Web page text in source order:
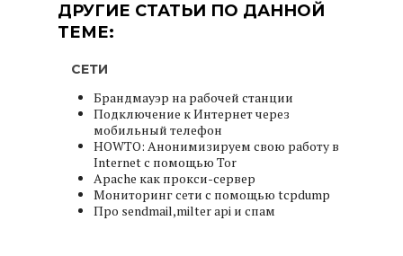
ДРУГИЕ СТАТЬИ ПО ДАННОЙ
ТЕМЕ:
СЕТИ
Брандмауэр на рабочей станции
Подключение к Интернет через
мобильный телефон
HOWTO: Анонимизируем свою работу в
Internet с помощью Tor
Apache как прокси-сервер
Мониторинг сети с помощью tcpdump
Про sendmail,milter api и спам